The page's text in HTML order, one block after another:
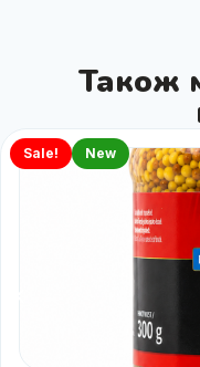
Також
Sale! New